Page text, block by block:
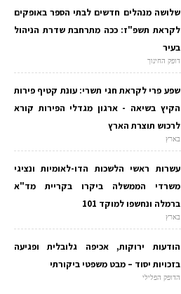
שלושה מנהלים חדשים לבתי הספר באופקים
לקראת תשפ"ז: ככה מתרחבת שדרת הניהול
בעיר
דופק החינוך
שפע פרי לקראת חגי תשרי: עונת קטיף פירות
הקיץ בשיאה - ארגון מגדלי הפירות קורא
לרכוש תוצרת הארץ
בארץ
עשרות ראשי הלשכות הדו-לאומיות ונציגי
משרדי הממשלה ביקרו בקריית מד"א
ברמלה ונחשפו למוקד 101
בארץ
הודעות ירוקות, אכיפה גלובלית ופגיעה
בזכויות יסוד – מבט משפטי ביקורתי
הדופק הפלילי